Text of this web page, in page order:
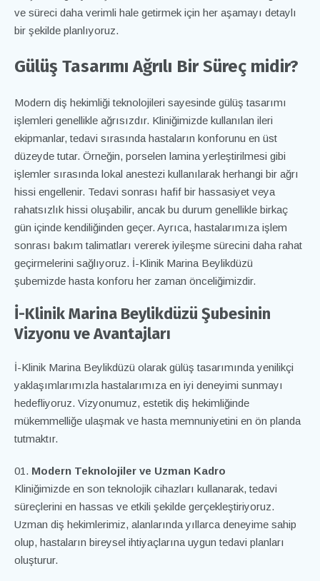
ve süreci daha verimli hale getirmek için her aşamayı detaylı
bir şekilde planlıyoruz.
Gülüş Tasarımı Ağrılı Bir Süreç midir?
Modern diş hekimliği teknolojileri sayesinde gülüş tasarımı
işlemleri genellikle ağrısızdır. Kliniğimizde kullanılan ileri
ekipmanlar, tedavi sırasında hastaların konforunu en üst
düzeyde tutar. Örneğin, porselen lamina yerleştirilmesi gibi
işlemler sırasında lokal anestezi kullanılarak herhangi bir ağrı
hissi engellenir. Tedavi sonrası hafif bir hassasiyet veya
rahatsızlık hissi oluşabilir, ancak bu durum genellikle birkaç
gün içinde kendiliğinden geçer. Ayrıca, hastalarımıza işlem
sonrası bakım talimatları vererek iyileşme sürecini daha rahat
geçirmelerini sağlıyoruz. İ-Klinik Marina Beylikdüzü
şubemizde hasta konforu her zaman önceliğimizdir.
İ-Klinik Marina Beylikdüzü Şubesinin
Vizyonu ve Avantajları
İ-Klinik Marina Beylikdüzü olarak gülüş tasarımında yenilikçi
yaklaşımlarımızla hastalarımıza en iyi deneyimi sunmayı
hedefliyoruz. Vizyonumuz, estetik diş hekimliğinde
mükemmelliğe ulaşmak ve hasta memnuniyetini en ön planda
tutmaktır.
Modern Teknolojiler ve Uzman Kadro
Kliniğimizde en son teknolojik cihazları kullanarak, tedavi
süreçlerini en hassas ve etkili şekilde gerçekleştiriyoruz.
Uzman diş hekimlerimiz, alanlarında yıllarca deneyime sahip
olup, hastaların bireysel ihtiyaçlarına uygun tedavi planları
oluşturur.